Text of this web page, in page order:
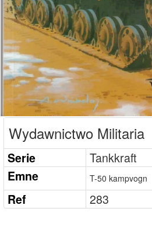
Wydawnictwo Militaria
Serie
Tankkraft
Emne
T-50 kampvogn
Ref 283